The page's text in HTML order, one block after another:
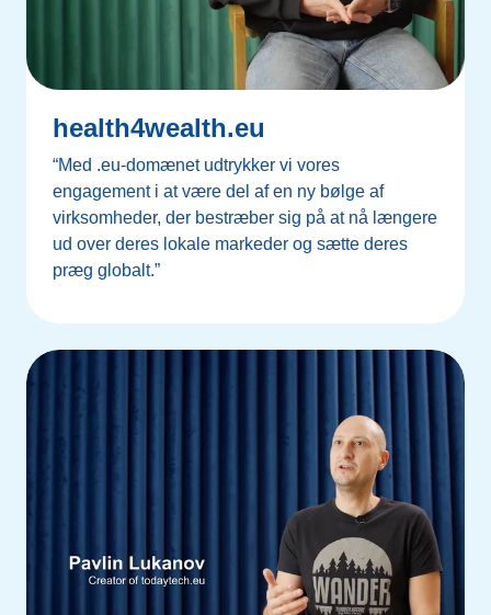
health4wealth.eu
“Med .eu-domænet udtrykker vi vores
engagement i at være del af en ny bølge af
virksomheder, der bestræber sig på at nå længere
ud over deres lokale markeder og sætte deres
præg globalt.”